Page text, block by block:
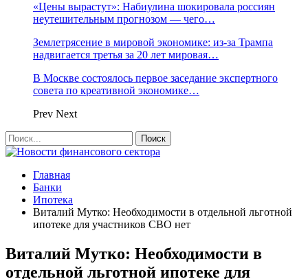
«Цены вырастут»: Набиулина шокировала россиян
неутешительным прогнозом — чего…
Землетрясение в мировой экономике: из-за Трампа
надвигается третья за 20 лет мировая…
В Москве состоялось первое заседание экспертного
совета по креативной экономике…
Prev Next
Главная
Банки
Ипотека
Виталий Мутко: Необходимости в отдельной льготной
ипотеке для участников СВО нет
Виталий Мутко: Необходимости в
отдельной льготной ипотеке для